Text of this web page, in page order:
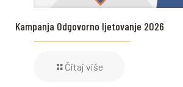
Kampanja Odgovorno ljetovanje 2026
Čitaj više